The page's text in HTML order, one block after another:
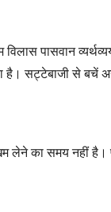
पासवान
है। सट्टेबाजी से बचें
लेने का समय नहीं